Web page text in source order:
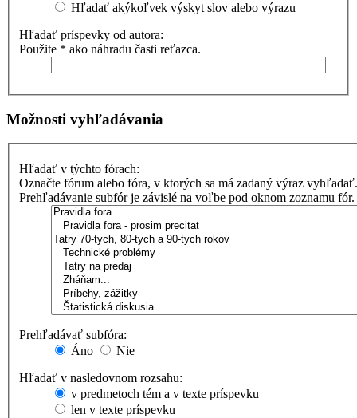
Hľadať akýkoľvek výskyt slov alebo výrazu
Hľadať príspevky od autora:
Použite * ako náhradu časti reťazca.
Možnosti vyhľadávania
Hľadať v týchto fórach:
Označte fórum alebo fóra, v ktorých sa má zadaný výraz vyhľadať.
Prehľadávanie subfór je závislé na voľbe pod oknom zoznamu fór.
Prehľadávať subfóra:
Áno
Nie
Hľadať v nasledovnom rozsahu:
v predmetoch tém a v texte príspevku
len v texte príspevku